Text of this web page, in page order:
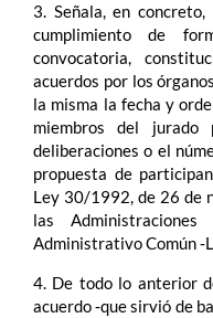
3. Señala, en
cumplimiento de
convocatoria,
acuerdos por los
la misma la fecha y
miembros del jurado
deliberaciones o el
propuesta de
Ley 30/1992, de 26 de
las
Administrativo Común
4. De todo lo anterior
acuerdo ‑que sirvió de